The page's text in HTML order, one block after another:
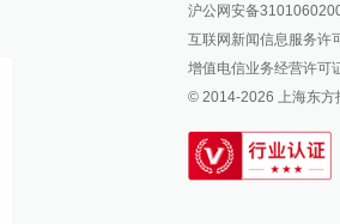
澎湃新
派生万
IP
SIXTH
沪公网安备
互联网新闻信息服务许
增值电信业务经营许可
© 2014-2026 上海东方